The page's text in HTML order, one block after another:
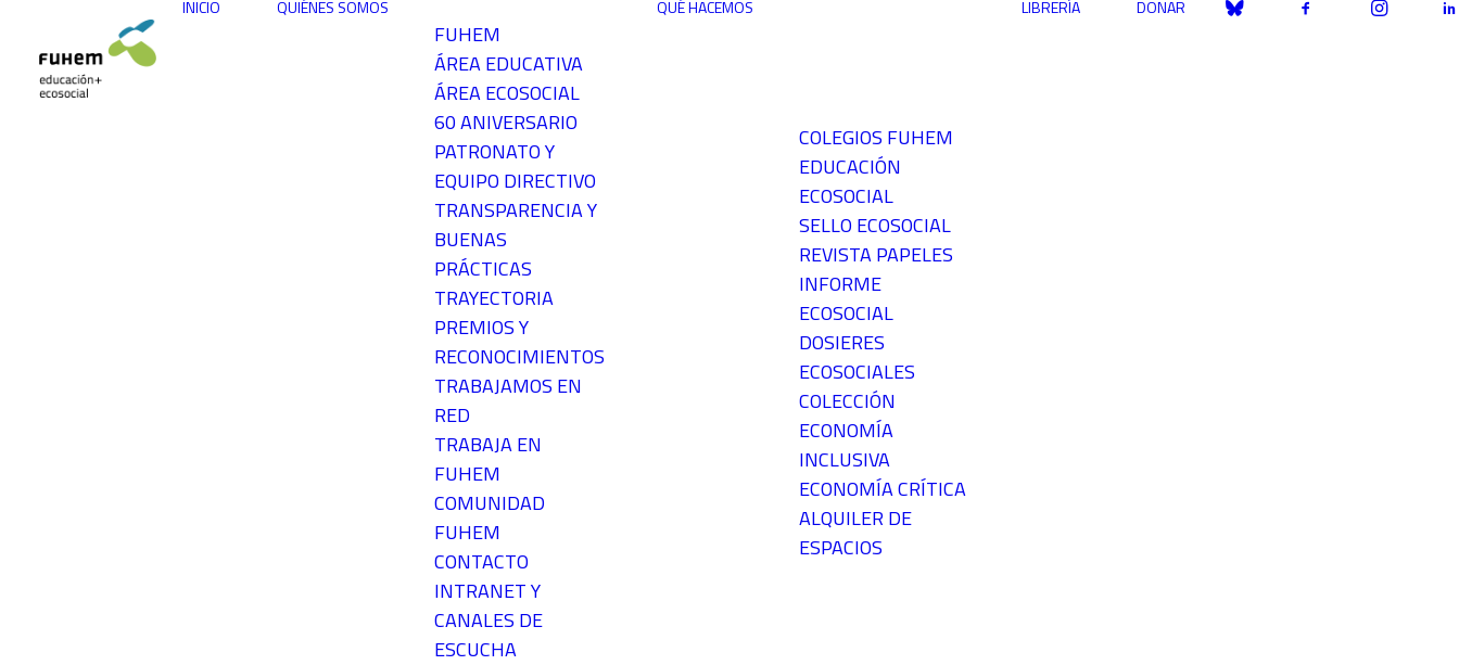
INICIO QUIÉNES SOMOS
FUHEM
ÁREA EDUCATIVA
ÁREA ECOSOCIAL
60 ANIVERSARIO
PATRONATO Y
EQUIPO DIRECTIVO
TRANSPARENCIA Y
BUENAS
PRÁCTICAS
TRAYECTORIA
PREMIOS Y
RECONOCIMIENTOS
TRABAJAMOS EN
RED
TRABAJA EN
FUHEM
COMUNIDAD
FUHEM
CONTACTO
INTRANET Y
CANALES DE
ESCUCHA
QUÉ HACEMOS
COLEGIOS FUHEM
EDUCACIÓN
ECOSOCIAL
SELLO ECOSOCIAL
REVISTA PAPELES
INFORME
ECOSOCIAL
DOSIERES
ECOSOCIALES
COLECCIÓN
ECONOMÍA
INCLUSIVA
ECONOMÍA CRÍTICA
ALQUILER DE
ESPACIOS
LIBRERÍA DONAR